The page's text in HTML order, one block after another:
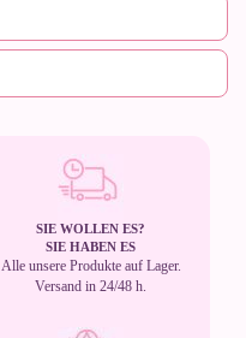
SIE WOLLEN ES?
SIE HABEN ES
Alle unsere Produkte auf Lager.
Versand in 24/48 h.